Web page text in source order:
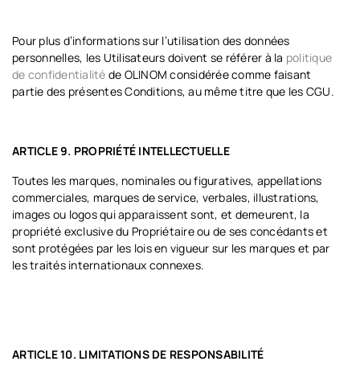
Pour plus d’informations sur l’utilisation des données
personnelles, les Utilisateurs doivent se référer à la politique
de confidentialité de OLINOM considérée comme faisant
partie des présentes Conditions, au même titre que les CGU.
ARTICLE 9. PROPRIÉTÉ INTELLECTUELLE
Toutes les marques, nominales ou figuratives, appellations
commerciales, marques de service, verbales, illustrations,
images ou logos qui apparaissent sont, et demeurent, la
propriété exclusive du Propriétaire ou de ses concédants et
sont protégées par les lois en vigueur sur les marques et par
les traités internationaux connexes.
ARTICLE 10. LIMITATIONS DE RESPONSABILITÉ